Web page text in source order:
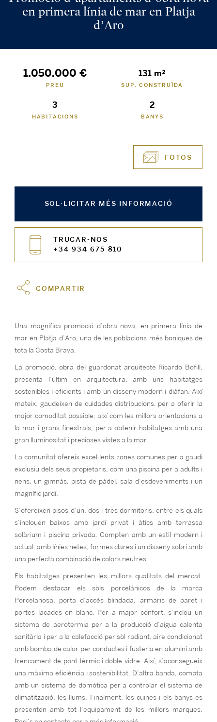
en primera línia de mar en Platja
d’Aro
1.050.000 €
PREU
131 m²
SUP. CONSTRUÏDA
3
HABITACIONS
2
BANYS
FOTOS
SOL·LICITAR MÉS INFORMACIÓ
TRUCAR-NOS
+34 934 675 810
COMPARTIR
Una magnífica promoció d’obra nova, en primera línia de
mar en Platja d’Aro, una de les poblacions més boniques de
tota la Costa Brava.
La promoció, obra del guardonat arquitecte Ricardo Bofill,
presenta l’últim en arquitectura, amb uns habitatges
sostenibles i eficients i amb un disseny modern i diàfan. Així
mateix, gaudeixen de cuidades distribucions, per a oferir la
major comoditat possible, així com les millors orientacions a
la mar i grans finestrals, per a obtenir habitatges amb una
gran lluminositat i precioses vistes a la mar.
La comunitat ofereix excel·lents zones comunes per a gaudi
exclusiu dels seus propietaris, com una piscina per a adults i
nens, un gimnàs, pista de pàdel, sala d’esdeveniments i un
magnífic jardí.
S’ofereixen pisos d’un, dos i tres dormitoris, entre els quals
s’inclouen baixos amb jardí privat i àtics amb terrassa
solàrium i piscina privada. Compten amb un estil modern i
actual, amb línies netes, formes clares i un disseny sobri amb
una perfecta combinació de colors neutres.
Els habitatges presenten les millors qualitats del mercat.
Podem destacar els sòls porcelánicos de la marca
Porcelanosa, porta d’accés blindada, armaris de paret i
portes lacades en blanc. Per a major confort, s’inclou un
sistema de aerotermia per a la producció d’aigua calenta
sanitària i per a la calefacció per sòl radiant, aire condicionat
amb bomba de calor per conductes i fusteria en alumini amb
trencament de pont tèrmic i doble vidre. Així, s’aconsegueix
una màxima eficiència i sostenibilitat. D’altra banda, compta
amb un sistema de domòtica per a controlar el sistema de
climatització, les llums. Finalment, les cuines i els banys es
presenten amb tot l’equipament de les millors marques.